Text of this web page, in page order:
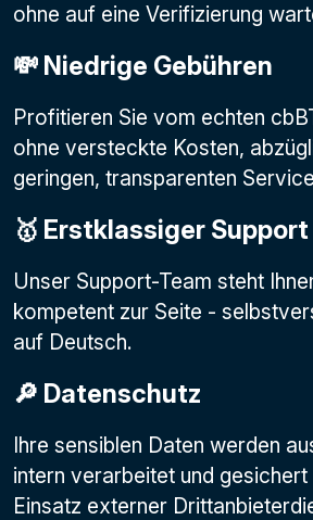
ohne auf eine Verifizierung
💸 Niedrige Gebühren
Profitieren Sie vom echten
ohne versteckte Kosten,
geringen, transparenten
🥇 Erstklassiger Support
Unser Support-Team steht
kompetent zur Seite -
auf Deutsch.
🔎 Datenschutz
Ihre sensiblen Daten werden
intern verarbeitet und gesichert
Einsatz externer